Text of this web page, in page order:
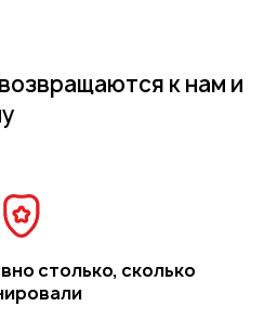
к нам и
столько, сколько